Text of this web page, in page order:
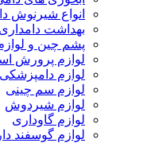
انواع شیرنوش
بهداشت
پشم چین و
لوازم پرورش
لوازم دامپزشکی
لوازم سم چینی
لوازم شیردوش
لوازم گاوداری
لوازم گوسفند